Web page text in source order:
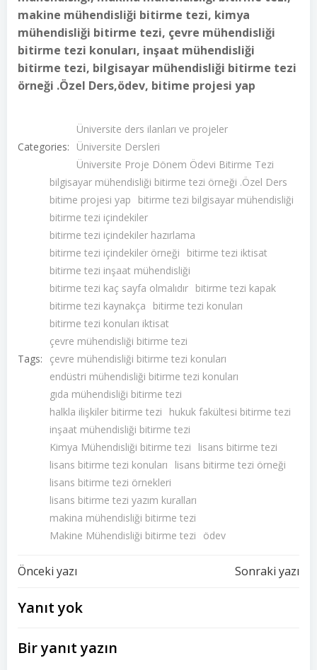
makine mühendisliği bitirme tezi, kimya
mühendisliği bitirme tezi, çevre mühendisliği
bitirme tezi konuları, inşaat mühendisliği
bitirme tezi, bilgisayar mühendisliği bitirme tezi
örneği .Özel Ders,ödev, bitime projesi yap
Categories:
Üniversite ders ilanları ve projeler
Üniversite Dersleri
Üniversite Proje Dönem Ödevi Bitirme Tezi
Tags:
bilgisayar mühendisliği bitirme tezi örneği .Özel Ders
bitime projesi yap
bitirme tezi bilgisayar mühendisliği
bitirme tezi içindekiler
bitirme tezi içindekiler hazırlama
bitirme tezi içindekiler örneği
bitirme tezi iktisat
bitirme tezi inşaat mühendisliği
bitirme tezi kaç sayfa olmalıdır bitirme tezi kapak
bitirme tezi kaynakça
bitirme tezi konuları
bitirme tezi konuları iktisat
çevre mühendisliği bitirme tezi
çevre mühendisliği bitirme tezi konuları
endüstri mühendisliği bitirme tezi konuları
gıda mühendisliği bitirme tezi
halkla ilişkiler bitirme tezi
hukuk fakültesi bitirme tezi
inşaat mühendisliği bitirme tezi
Kimya Mühendisliği bitirme tezi
lisans bitirme tezi
lisans bitirme tezi konuları
lisans bitirme tezi örneği
lisans bitirme tezi örnekleri
lisans bitirme tezi yazım kuralları
makina mühendisliği bitirme tezi
Makine Mühendisliği bitirme tezi
ödev
Yazı
dolaşımı
Önceki yazı Sonraki yazı
Yanıt yok
Bir yanıt yazın